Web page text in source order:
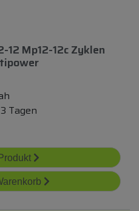
12 Mp12-12c Zyklen
Tagen